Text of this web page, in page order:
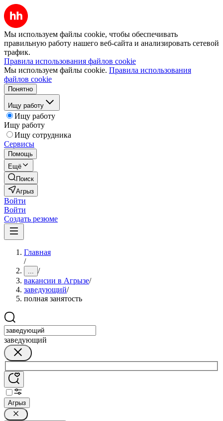
Мы используем файлы cookie, чтобы обеспечивать
правильную работу нашего веб-сайта и анализировать сетевой
трафик.
Правила использования файлов cookie
Мы используем файлы cookie. Правила использования
файлов cookie
Понятно
Ищу работу
Ищу работу
Ищу работу
Ищу сотрудника
Сервисы
Помощь
Ещё
Поиск
Агрыз
Войти
Войти
Создать резюме
Главная
/
... /
вакансии в Агрызе/
заведующий/
полная занятость
заведующий
Агрыз